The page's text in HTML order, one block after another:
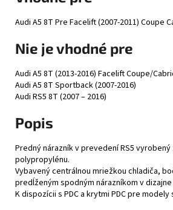
Audi A5 8T Pre Facelift (2007-2011) Coupe
Nie je vhodné pre
Audi A5 8T (2013-2016) Facelift Coupe/
Audi A5 8T Sportback (2007-2016)
Audi RS5 8T (2007 – 2016)
Popis
Predný nárazník v prevedení RS5
polypropylénu.
Vybavený centrálnou mriežkou chladiča,
predĺženým spodným nárazníkom v
K dispozícii s PDC a krytmi PDC pre modely